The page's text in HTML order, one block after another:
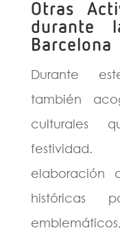
Otras
durante
Barcelona
Durante
también
culturales
elaboración
históricas